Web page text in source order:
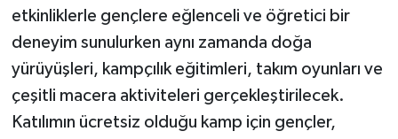
etkinliklerle gençlere eğlenceli ve öğretici bir
deneyim sunulurken aynı zamanda doğa
yürüyüşleri, kampçılık eğitimleri, takım oyunları ve
çeşitli macera aktiviteleri gerçekleştirilecek.
Katılımın ücretsiz olduğu kamp için gençler,